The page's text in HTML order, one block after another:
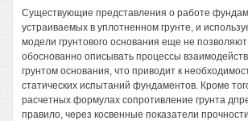
Существующие представления о работе
устраиваемых в уплотненном грунте, и
модели грунтового основания еще не
обоснованно описывать процессы
грунтом основания, что приводит к
статических испытаний фундаментов. Кроме
расчетных формулах сопротивление грунта
правило, через косвенные показатели